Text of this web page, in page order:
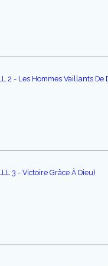
2 - Les Hommes Vaillants De
3 - Victoire Grâce À Dieu)